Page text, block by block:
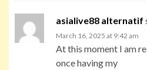
asialive88 alternatif
March 16, 2025 at 9:42 am
At this moment I am
once having my